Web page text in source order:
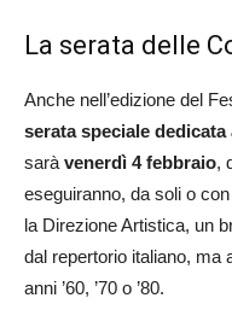
La serata delle
Anche nell’edizione del
serata speciale dedicata
sarà venerdì 4 febbraio,
eseguiranno, da soli o
la Direzione Artistica, un
dal repertorio italiano, ma
anni ’60, ’70 o ’80.